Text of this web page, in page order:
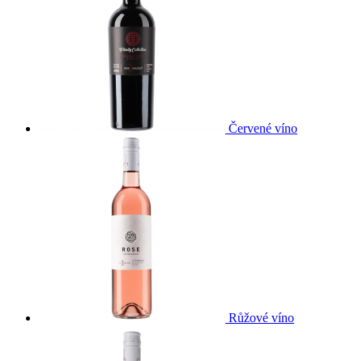
Červené víno
Růžové víno